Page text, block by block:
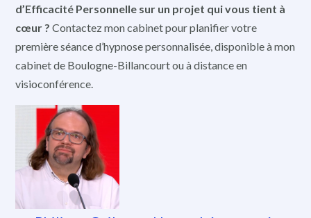
d’Efficacité Personnelle sur un projet qui vous tient à
cœur ? Contactez mon cabinet pour planifier votre
première séance d’hypnose personnalisée, disponible à mon
cabinet de Boulogne-Billancourt ou à distance en
visioconférence.